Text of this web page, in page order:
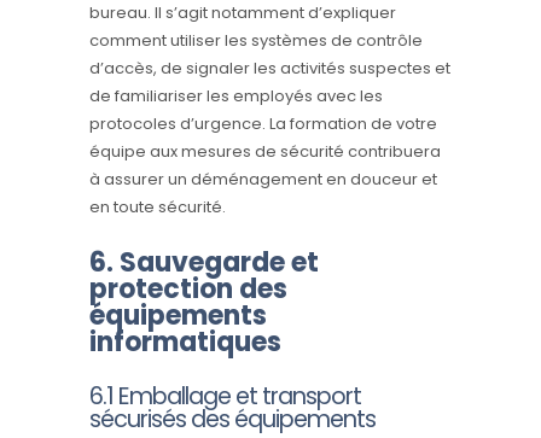
bureau. Il s’agit notamment d’expliquer
comment utiliser les systèmes de contrôle
d’accès, de signaler les activités suspectes et
de familiariser les employés avec les
protocoles d’urgence. La formation de votre
équipe aux mesures de sécurité contribuera
à assurer un déménagement en douceur et
en toute sécurité.
6. Sauvegarde et
protection des
équipements
informatiques
6.1 Emballage et transport
sécurisés des équipements